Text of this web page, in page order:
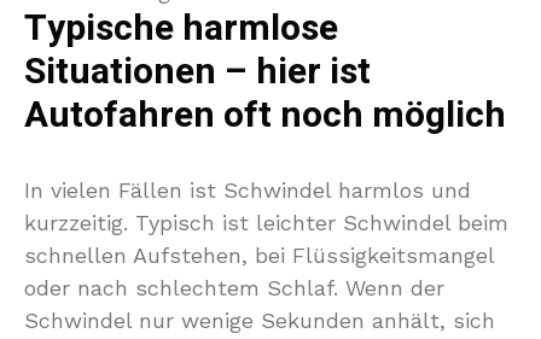
Typische harmlose
Situationen – hier ist
Autofahren oft noch möglich
In vielen Fällen ist Schwindel harmlos und
kurzzeitig. Typisch ist leichter Schwindel beim
schnellen Aufstehen, bei Flüssigkeitsmangel
oder nach schlechtem Schlaf. Wenn der
Schwindel nur wenige Sekunden anhält, sich